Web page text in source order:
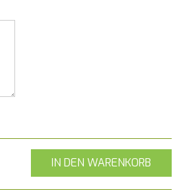
IN DEN WARENKORB